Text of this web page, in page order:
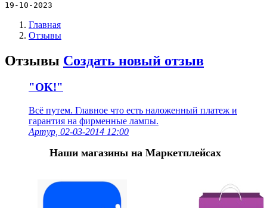
19-10-2023
Главная
Отзывы
Отзывы Создать новый отзыв
"OK!"
Всё путем. Главное что есть наложенный платеж и
гарантия на фирменные лампы.
Артур, 02-03-2014 12:00
Наши магазины на Маркетплейсах